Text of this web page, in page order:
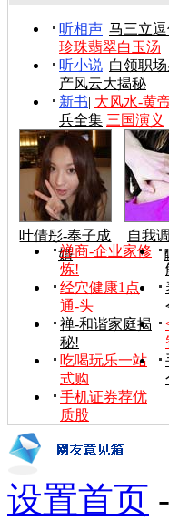
听相声| 马三立
珍珠翡翠白玉汤
听小说| 白领职
产风云大揭秘
新书| 大风水-黄
兵全集 三国演义
叶倩彤-奉子成
婚
自我
禅商-企业家修
炼!
经穴健康1点
通-头
禅-和谐家庭揭
秘!
吃喝玩乐一站
式购
手机证券荐优
质股
设置首页 -